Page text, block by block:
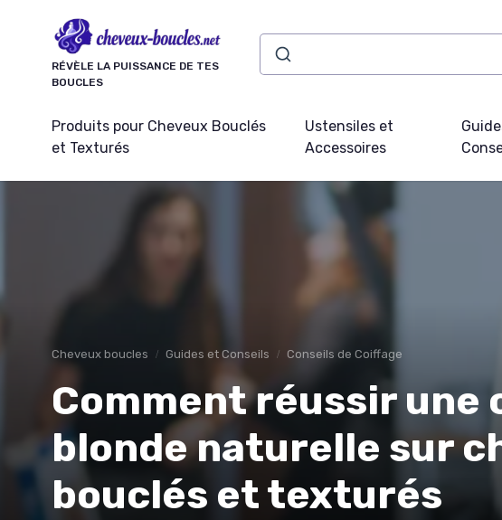
RÉVÈLE LA PUISSANCE DE TES
BOUCLES
Produits pour Cheveux Bouclés
et Texturés
Ustensiles et
Accessoires
Cheveux boucles Guides et Conseils Conseils de Coiffage
Comment réussir une
blonde naturelle sur
bouclés et texturés